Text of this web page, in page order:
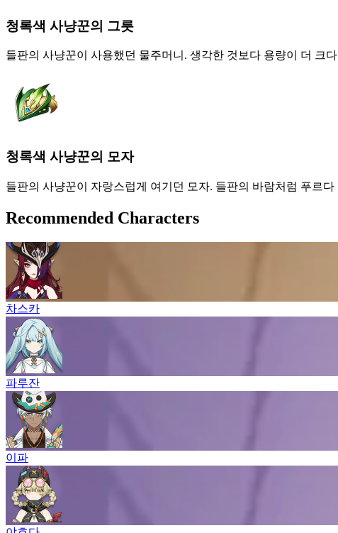
청록색 사냥꾼의 그릇
들판의 사냥꾼이 사용했던 물주머니. 생각한 것보다 용량이 더 크다
청록색 사냥꾼의 모자
들판의 사냥꾼이 자랑스럽게 여기던 모자. 들판의 바람처럼 푸르다
Recommended Characters
차스카
파루잔
이파